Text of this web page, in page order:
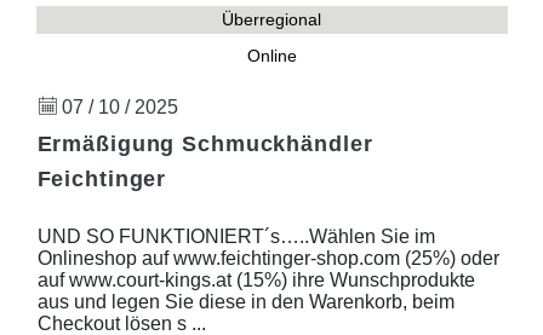
Überregional
Online
07 / 10 / 2025
Ermäßigung Schmuckhändler
Feichtinger
UND SO FUNKTIONIERT´s…..Wählen Sie im
Onlineshop auf www.feichtinger-shop.com (25%) oder
auf www.court-kings.at (15%) ihre Wunschprodukte
aus und legen Sie diese in den Warenkorb, beim
Checkout lösen s ...